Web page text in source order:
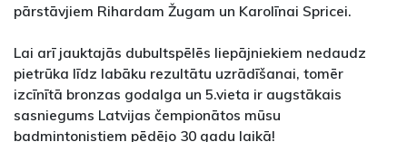
pārstāvjiem Rihardam Žugam un Karolīnai Spricei.
Lai arī jauktajās dubultspēlēs liepājniekiem nedaudz
pietrūka līdz labāku rezultātu uzrādīšanai, tomēr
izcīnītā bronzas godalga un 5.vieta ir augstākais
sasniegums Latvijas čempionātos mūsu
badmintonistiem pēdējo 30 gadu laikā!